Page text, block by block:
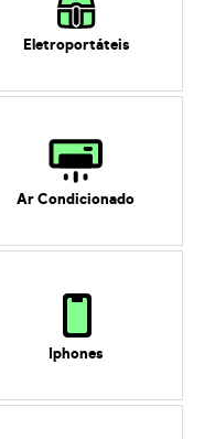
Eletroportáteis
Ar Condicionado
Iphones